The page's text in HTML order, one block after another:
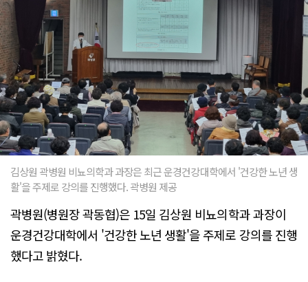
김상원 곽병원 비뇨의학과 과장은 최근 운경건강대학에서 '건강한 노년 생
활'을 주제로 강의를 진행했다. 곽병원 제공
곽병원(병원장 곽동협)은 15일 김상원 비뇨의학과 과장이
운경건강대학에서 '건강한 노년 생활'을 주제로 강의를 진행
했다고 밝혔다.